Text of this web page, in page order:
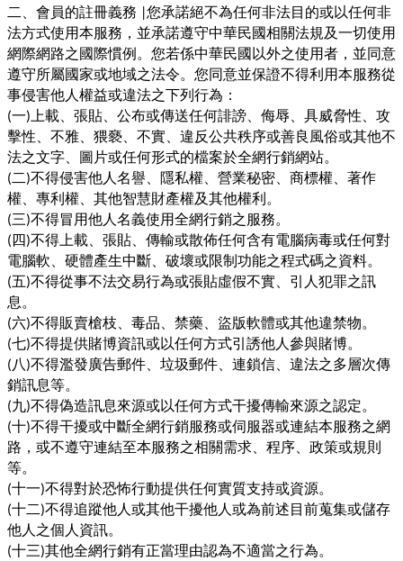
二、會員的註冊義務 您承諾絕不為任何非法目的或以任何非
法方式使用本服務，並承諾遵守中華民國相關法規及一切使用
網際網路之國際慣例。您若係中華民國以外之使用者，並同意
遵守所屬國家或地域之法令。您同意並保證不得利用本服務從
事侵害他人權益或違法之下列行為：
(一)上載、張貼、公布或傳送任何誹謗、侮辱、具威脅性、攻
擊性、不雅、猥褻、不實、違反公共秩序或善良風俗或其他不
法之文字、圖片或任何形式的檔案於全網行銷網站。
(二)不得侵害他人名譽、隱私權、營業秘密、商標權、著作
權、專利權、其他智慧財產權及其他權利。
(三)不得冒用他人名義使用全網行銷之服務。
(四)不得上載、張貼、傳輸或散佈任何含有電腦病毒或任何對
電腦軟、硬體產生中斷、破壞或限制功能之程式碼之資料。
(五)不得從事不法交易行為或張貼虛假不實、引人犯罪之訊
息。
(六)不得販賣槍枝、毒品、禁藥、盜版軟體或其他違禁物。
(七)不得提供賭博資訊或以任何方式引誘他人參與賭博。
(八)不得濫發廣告郵件、垃圾郵件、連鎖信、違法之多層次傳
銷訊息等。
(九)不得偽造訊息來源或以任何方式干擾傳輸來源之認定。
(十)不得干擾或中斷全網行銷服務或伺服器或連結本服務之網
路，或不遵守連結至本服務之相關需求、程序、政策或規則
等。
(十一)不得對於恐怖行動提供任何實質支持或資源。
(十二)不得追蹤他人或其他干擾他人或為前述目前蒐集或儲存
他人之個人資訊。
(十三)其他全網行銷有正當理由認為不適當之行為。